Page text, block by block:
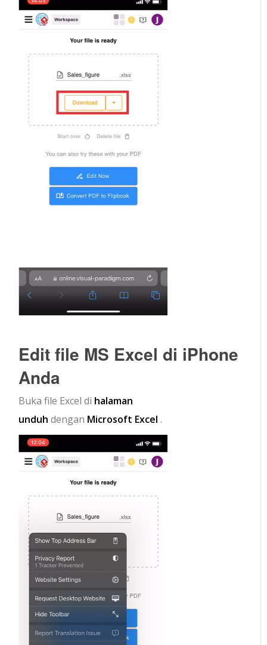
Edit file MS Excel di iPhone
Anda
Buka file Excel di halaman
unduh dengan Microsoft Excel .